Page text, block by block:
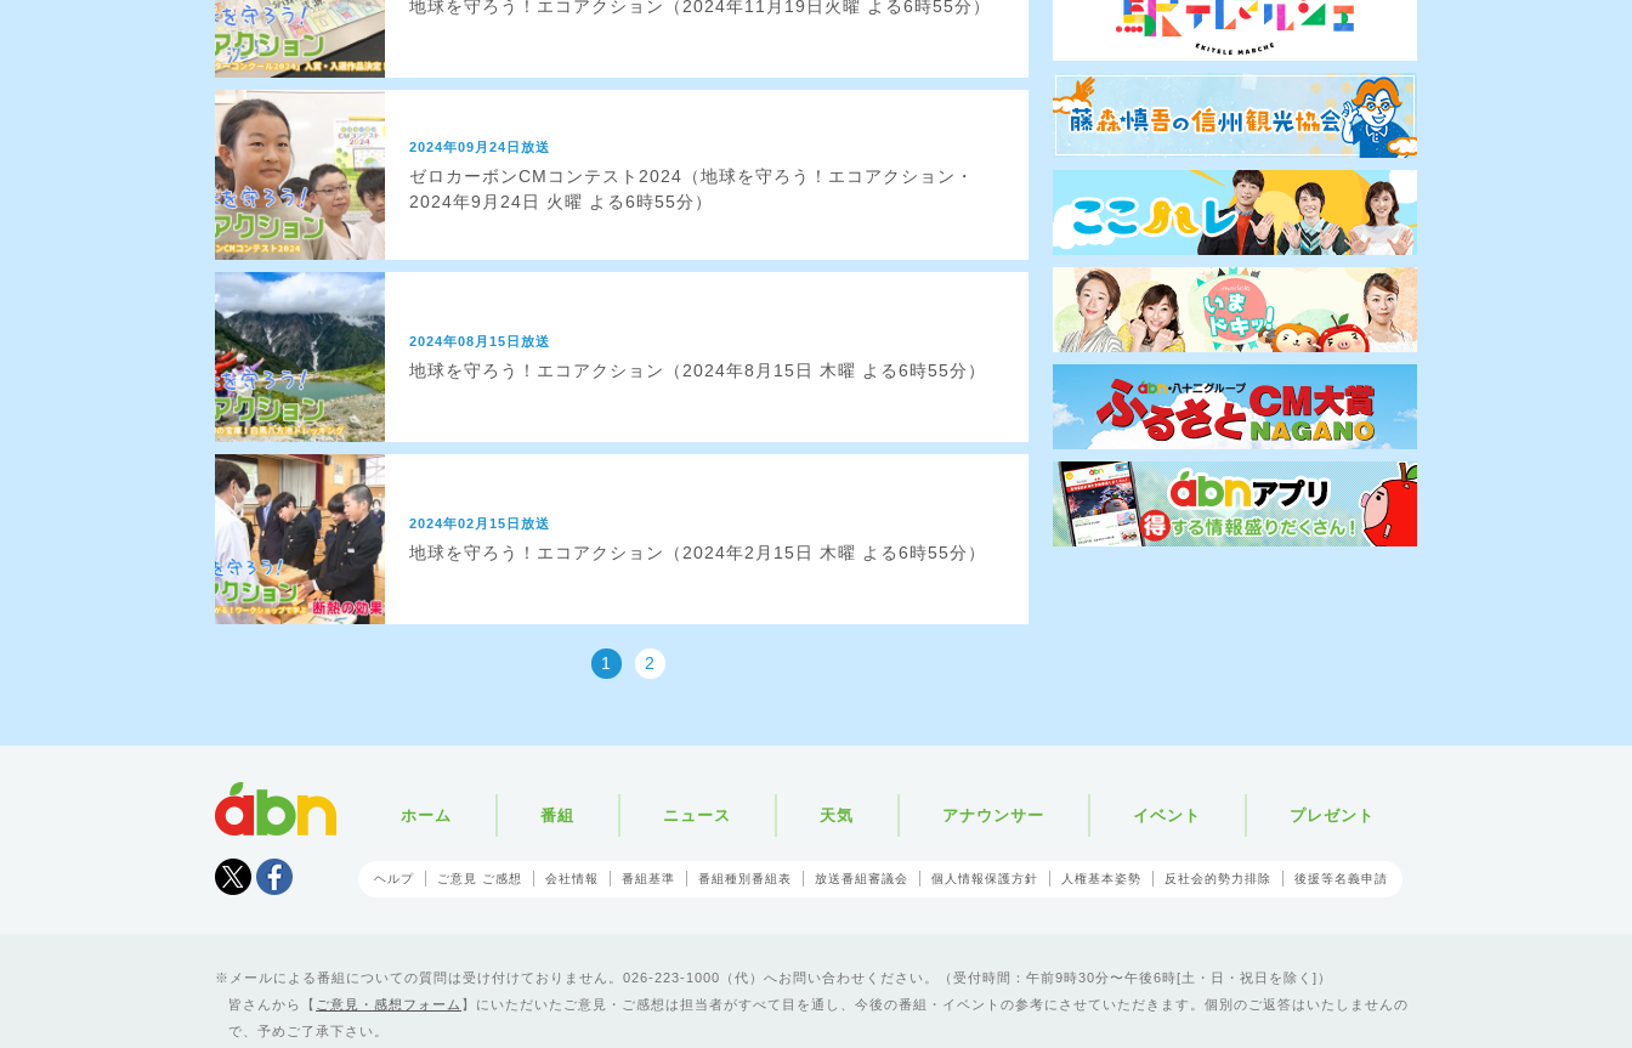
地球を守ろう！エコアクション（2024年11月19日火曜 よる6時55分）
2024年09月24日放送
ゼロカーボンCMコンテスト2024（地球を守ろう！エコアクション・
2024年9月24日 火曜 よる6時55分）
2024年08月15日放送
地球を守ろう！エコアクション（2024年8月15日 木曜 よる6時55分）
2024年02月15日放送
地球を守ろう！エコアクション（2024年2月15日 木曜 よる6時55分）
1 2
Tweet
ホーム 番組 ニュース 天気 アナウンサー イベント プレゼント
ヘルプ ご意見 ご感想 会社情報 番組基準 番組種別番組表 放送番組審議会 個人情報保護方針 人権基本姿勢 反社会的勢力排除 後援等名義申請
メールによる番組についての質問は受け付けておりません。026-223-1000（代）へお問い合わせください。（受付時間：午前9時30分〜午後6時[土・日・祝日を除く]）
皆さんから【 ご意見・感想フォーム 】にいただいたご意見・ご感想は担当者がすべて目を通し、今後の番組・イベントの参考にさせていただきます。個別のご返答はいたしませんの
で、予めご了承下さい。